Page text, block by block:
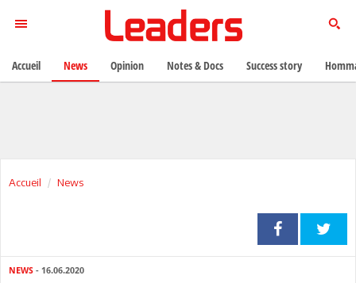
Accueil News
NEWS - 16.06.2020
Accueil News Opinion Notes & Docs Success story